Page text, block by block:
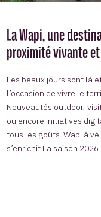
La Wapi, une
proximité vivante
Les beaux jours sont là
l’occasion de vivre le
Nouveautés outdoor,
ou encore initiatives
tous les goûts. Wapi à
s’enrichit La saison